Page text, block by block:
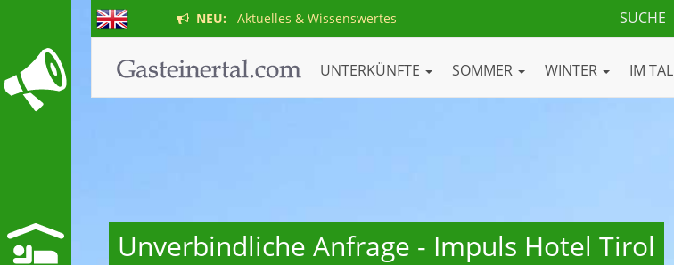
NEU: Aktuelles & Wissenswertes
UNTERKÜNFTE SOMMER WINTER IM TAL
Unverbindliche Anfrage - Impuls Hotel Tirol